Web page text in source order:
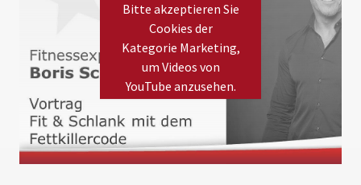
Bitte akzeptieren Sie
Cookies der
Kategorie Marketing,
um Videos von
YouTube anzusehen.
Pleaseaccept marketing cookies
to view this YouTube
content.